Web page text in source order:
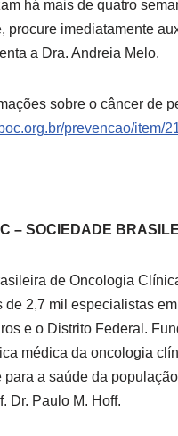
há mais de quatro
procure imediatamente
a Dra. Andreia Melo.
sobre o câncer de
prevencao/item/
– SOCIEDADE
de Oncologia
de 2,7 mil especialistas
e o Distrito Federal.
médica da oncologia
para a saúde da
Dr. Paulo M. Hoff.